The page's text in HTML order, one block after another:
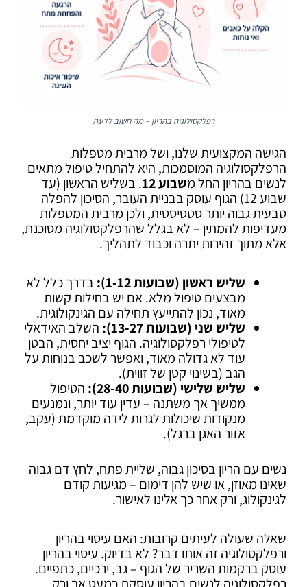
רפלקסולוגיה בהריון – מה חשוב לדעת
הגישה המקצועית שלנו, ושל מרבית מטפלות
הרפלקסולוגיה המוסמכות, היא להתחיל טיפול מתאים
לנשים בהריון החל משבוע 12
. בשליש הראשון (עד
שבוע 12) הגוף עוסק בבניית העובר, הסיכון להפלה
טבעית גבוה יותר סטטיסטית, ולכן מרבית המטפלות
מעדיפות להמתין – לא בגלל שהרפלקסולוגיה מסוכנת,
אלא מתוך זהירות יתרה וכבוד לתהליך.
שליש ראשון (שבועות 1-12):
בדרך כלל לא
מבצעים טיפול מלא. אם יש בחילות קשות
מאוד, נכון להתייעץ תחילה עם הגינקולוגית.
שליש שני (שבועות 13-27):
השלב האידאלי
לטיפולי רפלקסולוגיה. הגוף יציב יחסית, הבטן
עוד לא גדולה מאוד, ואפשר לשכב בנוחות על
הגב (בשינוי קטן של זווית).
שליש שלישי (שבועות 28-40):
הטיפול
ממשיך אך משתנה – עדין עוד יותר, ונמנעים
מנקודות שיכולות לגרות לידה מוקדמת (עקב,
אזור האגן ברגל).
נשים עם הריון בסיכון גבוה, שליית פתח, לחץ דם גבוה
שאינו מאוזן, או שיש להן דימום – מגיעות קודם
לגינקולוג, ורק אחר כך אלינו לאישור.
שאלה שעולה לעיתים קרובות: האם עיסוי בהריון
ורפלקסולוגיה זה אותו דבר? לא בדיוק. עיסוי בהריון
עוסק ברקמות השריר של הגוף – גב, ירכיים, כתפיים.